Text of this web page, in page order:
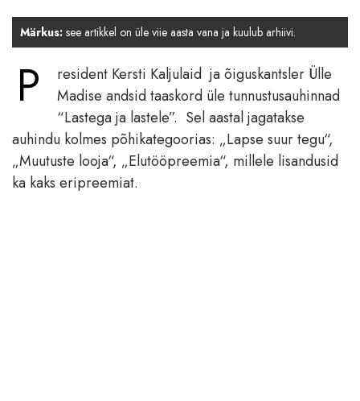
Märkus: see artikkel on üle viie aasta vana ja kuulub arhiivi.
P
resident Kersti Kaljulaid ja õiguskantsler Ülle
Madise andsid taaskord üle tunnustusauhinnad
“Lastega ja lastele”. Sel aastal jagatakse
auhindu kolmes põhikategoorias: „Lapse suur tegu“,
„Muutuste looja“, „Elutööpreemia“, millele lisandusid
ka kaks eripreemiat.